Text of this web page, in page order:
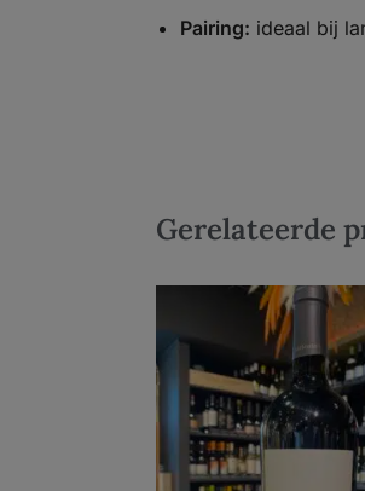
Pairing: ideaal bij
Gerelateerde